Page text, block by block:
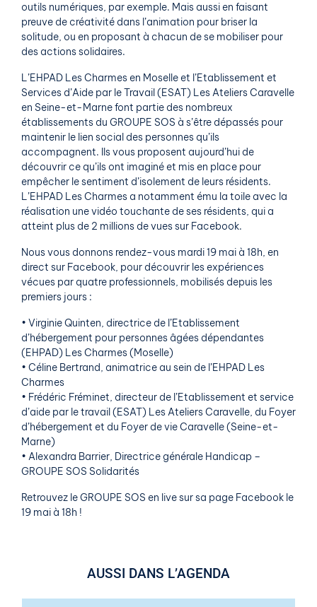
outils numériques, par exemple. Mais aussi en faisant
preuve de créativité dans l’animation pour briser la
solitude, ou en proposant à chacun de se mobiliser pour
des actions solidaires.
L’EHPAD Les Charmes en Moselle et l’Etablissement et
Services d’Aide par le Travail (ESAT) Les Ateliers Caravelle
en Seine-et-Marne font partie des nombreux
établissements du GROUPE SOS à s’être dépassés pour
maintenir le lien social des personnes qu’ils
accompagnent. Ils vous proposent aujourd’hui de
découvrir ce qu’ils ont imaginé et mis en place pour
empêcher le sentiment d’isolement de leurs résidents.
L’EHPAD Les Charmes a notamment ému la toile avec la
réalisation une vidéo touchante de ses résidents, qui a
atteint plus de 2 millions de vues sur Facebook.
Nous vous donnons rendez-vous mardi 19 mai à 18h, en
direct sur Facebook, pour découvrir les expériences
vécues par quatre professionnels, mobilisés depuis les
premiers jours :
• Virginie Quinten, directrice de l’Etablissement
d’hébergement pour personnes âgées dépendantes
(EHPAD) Les Charmes (Moselle)
• Céline Bertrand, animatrice au sein de l’EHPAD Les
Charmes
• Frédéric Fréminet, directeur de l’Etablissement et service
d’aide par le travail (ESAT) Les Ateliers Caravelle, du Foyer
d’hébergement et du Foyer de vie Caravelle (Seine-et-
Marne)
• Alexandra Barrier, Directrice générale Handicap –
GROUPE SOS Solidarités
Retrouvez le GROUPE SOS en live sur sa page Facebook le
19 mai à 18h !
AUSSI DANS L’AGENDA